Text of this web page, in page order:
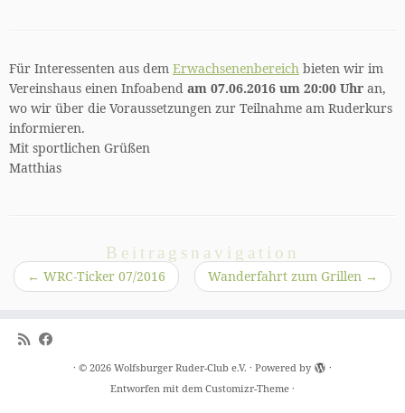
Für Interessenten aus dem Erwachsenenbereich bieten wir im
Vereinshaus einen Infoabend am 07.06.2016 um 20:00 Uhr an,
wo wir über die Voraussetzungen zur Teilnahme am Ruderkurs
informieren.
Mit sportlichen Grüßen
Matthias
Beitragsnavigation
← WRC-Ticker 07/2016 Wanderfahrt zum Grillen →
· © 2026 Wolfsburger Ruder-Club e.V. · Powered by
·
Entworfen mit dem Customizr-Theme ·